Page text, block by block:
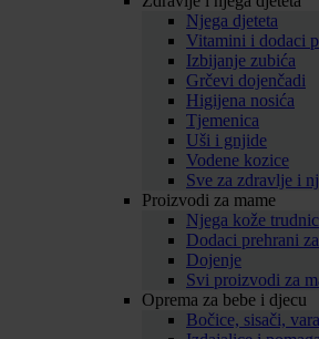
Njega djeteta
Vitamini i dodaci
Izbijanje zubića
Grčevi dojenčadi
Higijena nosića
Tjemenica
Uši i gnjide
Vodene kozice
Sve za zdravlje i
Proizvodi za mame
Njega kože
Dodaci prehrani
Dojenje
Svi proizvodi za
Oprema za bebe i djecu
Bočice, sisači,